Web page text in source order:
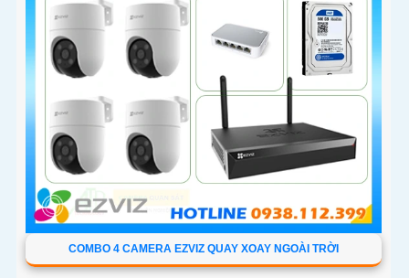
nghiệp. Chúc bạn tìm được giải pháp an ninh phù hợp!
COMBO 4 CAMERA EZVIZ QUAY XOAY NGOÀI TRỜI